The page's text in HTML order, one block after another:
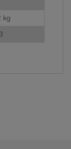
kg